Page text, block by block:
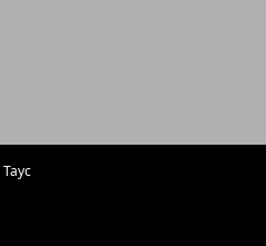
Tayc